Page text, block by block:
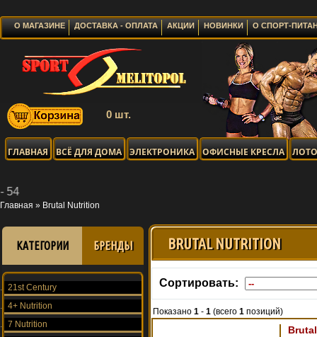
О МАГАЗИНЕ ДОСТАВКА - ОПЛАТА АКЦИИ НОВИНКИ О СПОРТ-
0 шт.
ГЛАВНАЯ ВСЁ ДЛЯ ДОМА ЭЛЕКТРОНИКА ОФИСНЫЕ КРЕСЛА
Главная » Brutal Nutrition
КАТЕГОРИИ БРЕНДЫ
21st Century
4+ Nutrition
7 Nutrition
BRUTAL NUTRITION
Сортировать:
Показано 1 - 1 (всего 1 позиций)